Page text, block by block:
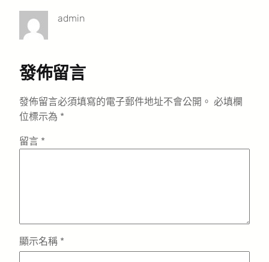
admin
發佈留言
發佈留言必須填寫的電子郵件地址不會公開。 必填欄
位標示為 *
留言 *
顯示名稱 *